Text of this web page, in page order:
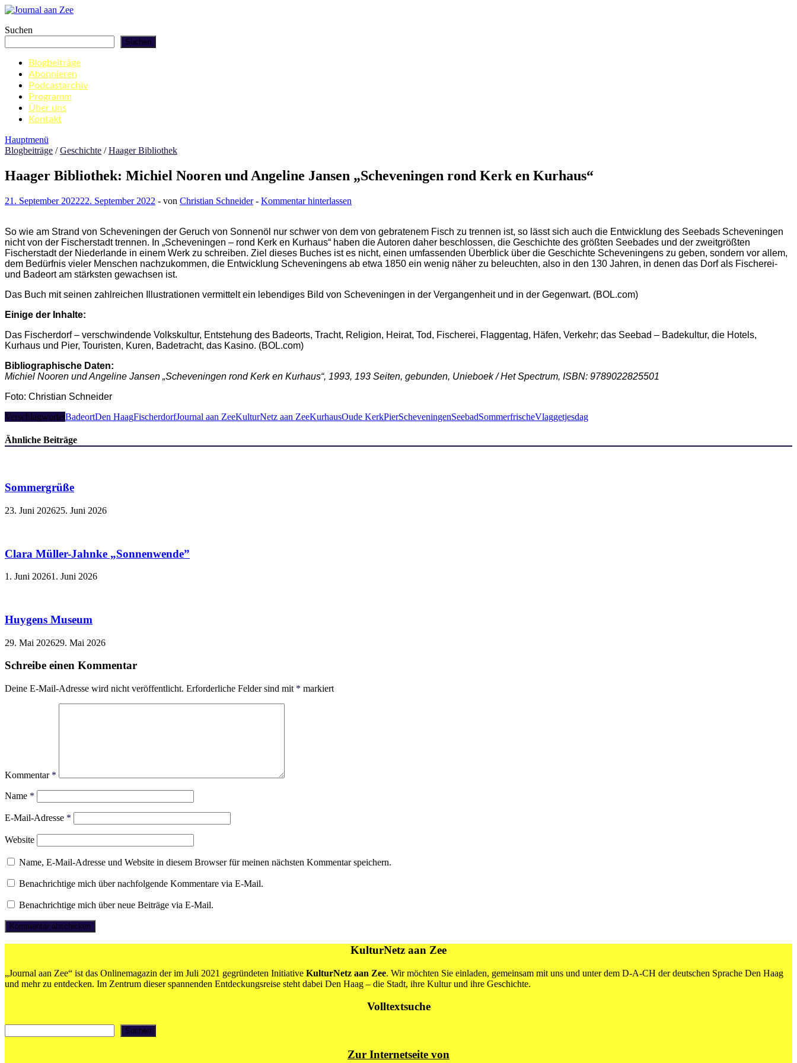
Zum
springen
Journal aan Zee
Suchen
Suchen
Blogbeiträge
Abonnieren
Podcastarchiv
Programm
Über uns
Kontakt
Hauptmenü
Blogbeiträge /Geschichte /Haager Bibliothek
Haager Bibliothek: Michiel Nooren und Angeline Jansen „Scheveningen rond Kerk en Kurhaus“
21. September 202222. September 2022 - von Christian Schneider- Kommentar hinterlassen
So wie am Strand von Scheveningen der Geruch von Sonnenöl nur schwer von dem von gebratenem Fisch zu trennen ist, so lässt sich auch die Entwicklung des Seebads Scheveningen
nicht von der Fischerstadt trennen. In „Scheveningen – rond Kerk en Kurhaus“ haben die Autoren daher beschlossen, die Geschichte des größten Seebades und der zweitgrößten
Fischerstadt der Niederlande in einem Werk zu schreiben. Ziel dieses Buches ist es nicht, einen umfassenden Überblick über die Geschichte Scheveningens zu geben, sondern vor allem,
dem Bedürfnis vieler Menschen nachzukommen, die Entwicklung Scheveningens ab etwa 1850 ein wenig näher zu beleuchten, also in den 130 Jahren, in denen das Dorf als Fischerei-
und Badeort am stärksten gewachsen ist.
Das Buch mit seinen zahlreichen Illustrationen vermittelt ein lebendiges Bild von Scheveningen in der Vergangenheit und in der Gegenwart. (BOL.com)
Einige der Inhalte:
Das Fischerdorf – verschwindende Volkskultur, Entstehung des Badeorts, Tracht, Religion, Heirat, Tod, Fischerei, Flaggentag, Häfen, Verkehr; das Seebad – Badekultur, die Hotels,
Kurhaus und Pier, Touristen, Kuren, Badetracht, das Kasino. (BOL.com)
Bibliographische Daten:
Michiel Nooren und Angeline Jansen „Scheveningen rond Kerk en Kurhaus“, 1993, 193 Seiten, gebunden, Unieboek / Het Spectrum, ISBN: 9789022825501
Foto: Christian Schneider
VerschlagwortetBadeortDen HaagFischerdorfJournal aan ZeeKulturNetz aan ZeeKurhausOude KerkPierScheveningenSeebadSommerfrischeVlaggetjesdag
Ähnliche Beiträge
Sommergrüße
23. Juni 202625. Juni 2026
Clara Müller-Jahnke „Sonnenwende”
1. Juni 20261. Juni 2026
Huygens Museum
29. Mai 202629. Mai 2026
Schreibe einen Kommentar
Deine E-Mail-Adresse wird nicht veröffentlicht. Erforderliche Felder sind mit * markiert
Kommentar *
Name *
E-Mail-Adresse *
Website
Name, E-Mail-Adresse und Website in diesem Browser für meinen nächsten Kommentar speichern.
Benachrichtige mich über nachfolgende Kommentare via E-Mail.
Benachrichtige mich über neue Beiträge via E-Mail.
KulturNetz aan Zee
„Journal aan Zee“ ist das Onlinemagazin der im Juli 2021 gegründeten Initiative KulturNetz aan Zee. Wir möchten Sie einladen, gemeinsam mit uns und unter dem D-A-CH der deutschen Sprache Den Haag
und mehr zu entdecken. Im Zentrum dieser spannenden Entdeckungsreise steht dabei Den Haag – die Stadt, ihre Kultur und ihre Geschichte.
Volltextsuche
Suchen
Zur Internetseite von